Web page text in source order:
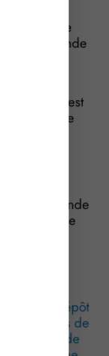
à laquelle
sa demande
de jours
est
16 mai et le
ouvré de
sa demande
date, toute
pour le dépôt
aux aides de
36 du code